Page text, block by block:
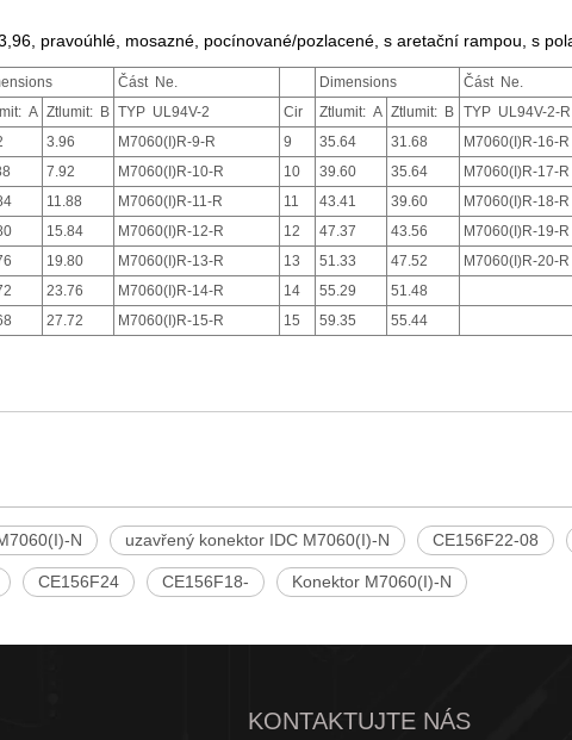
pravoúhlé, mosazné, pocínované/pozlacené, s aretační rampou, s
Část Ne. Dimensions Část Ne.
A Ztlumit: B TYP UL94V-2 Cir Ztlumit: A Ztlumit: B TYP UL94V-2-R
3.96 M7060(I)R-9-R 9 35.64 31.68 M7060(I)R-16-R
7.92 M7060(I)R-10-R 10 39.60 35.64 M7060(I)R-17-R
11.88 M7060(I)R-11-R 11 43.41 39.60 M7060(I)R-18-R
15.84 M7060(I)R-12-R 12 47.37 43.56 M7060(I)R-19-R
19.80 M7060(I)R-13-R 13 51.33 47.52 M7060(I)R-20-R
23.76 M7060(I)R-14-R 14 55.29
51.48
27.72 M7060(I)R-15-R 15 59.35 55.44
N uzavřený konektor IDC M7060(I)-N CE156F22-08
CE156F24 CE156F18- Konektor M7060(I)-N
KONTAKTUJTE NÁS